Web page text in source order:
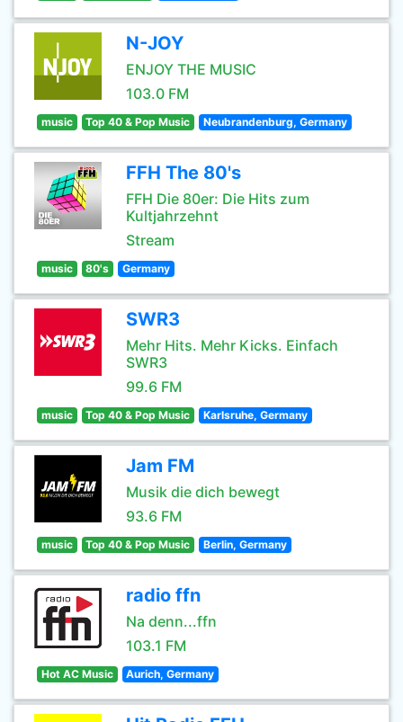
N-JOY
ENJOY THE MUSIC
103.0 FM
music Top 40 & Pop Music Neubrandenburg, Germany
FFH The 80's
FFH Die 80er: Die Hits zum
Kultjahrzehnt
Stream
music 80's Germany
SWR3
Mehr Hits. Mehr Kicks. Einfach
SWR3
99.6 FM
music Top 40 & Pop Music Karlsruhe, Germany
Jam FM
Musik die dich bewegt
93.6 FM
music Top 40 & Pop Music Berlin, Germany
radio ffn
Na denn...ffn
103.1 FM
Hot AC Music Aurich, Germany